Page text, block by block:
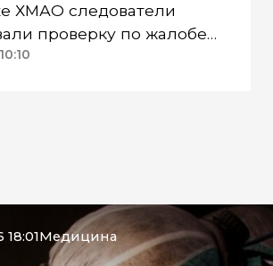
ХМАО следователи
проверку по жалобе
СВО
Медицина